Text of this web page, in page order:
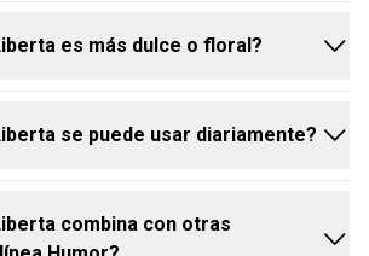
splash, la fijación es leve, con una
El resultado es un aroma que
es más dulce o floral?
dos perfiles predomina. La fragancia
transita entre lo especiado, lo
se puede usar diariamente?
Liberta fue desarrollado para el
combina con otras